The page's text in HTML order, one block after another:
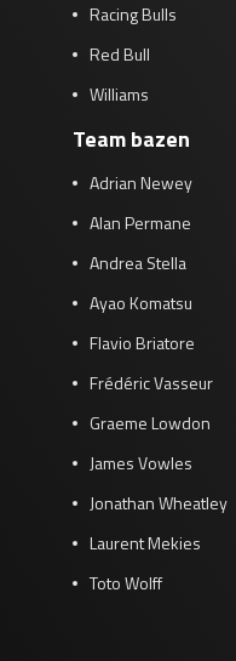
Racing Bulls
Red Bull
Williams
Team bazen
Adrian Newey
Alan Permane
Andrea Stella
Ayao Komatsu
Flavio Briatore
Frédéric Vasseur
Graeme Lowdon
James Vowles
Jonathan Wheatley
Laurent Mekies
Toto Wolff